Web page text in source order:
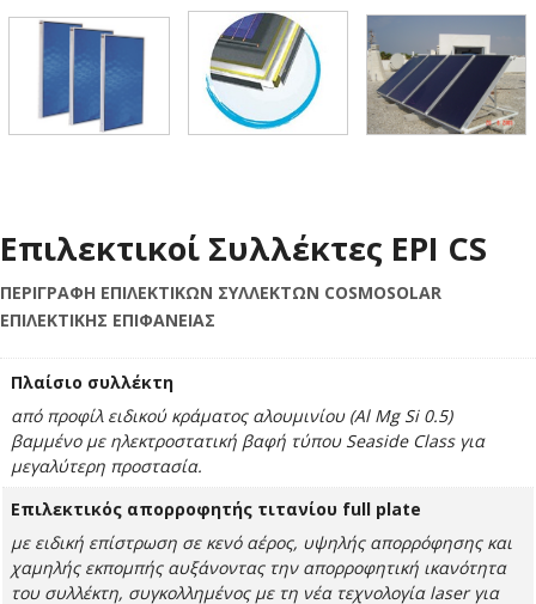
Επιλεκτικοί Συλλέκτες EPI CS
ΠΕΡΙΓΡΑΦΗ ΕΠΙΛΕΚΤΙΚΩΝ ΣΥΛΛΕΚΤΩΝ COSMOSOLAR
ΕΠΙΛΕΚΤΙΚΗΣ ΕΠΙΦΑΝΕΙΑΣ
Πλαίσιο συλλέκτη
από προφίλ ειδικού κράματος αλουμινίου (Al Mg Si 0.5)
βαμμένο με ηλεκτροστατική βαφή τύπου Seaside Class για
μεγαλύτερη προστασία.
Επιλεκτικός απορροφητής τιτανίου full plate
με ειδική επίστρωση σε κενό αέρος, υψηλής απορρόφησης και
χαμηλής εκπομπής αυξάνοντας την απορροφητική ικανότητα
του συλλέκτη, συγκολλημένος με τη νέα τεχνολογία laser για